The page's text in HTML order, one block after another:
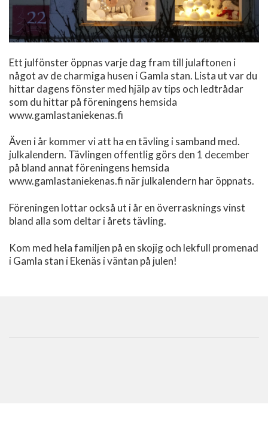
Ett julfönster öppnas varje dag fram till julaftonen i
något av de charmiga husen i Gamla stan. Lista ut var du
hittar dagens fönster med hjälp av tips och ledtrådar
som du hittar på föreningens hemsida
www.gamlastaniekenas.fi
Även i år kommer vi att ha en tävling i samband med.
julkalendern. Tävlingen offentlig görs den 1 december
på bland annat föreningens hemsida
www.gamlastaniekenas.fi när julkalendern har öppnats.
Föreningen lottar också ut i år en överrasknings vinst
bland alla som deltar i årets tävling.
Kom med hela familjen på en skojig och lekfull promenad
i Gamla stan i Ekenäs i väntan på julen!